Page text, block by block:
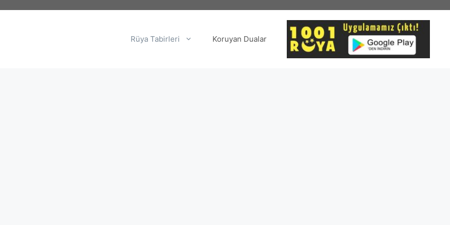
Rüya Tabirleri Koruyan Dualar